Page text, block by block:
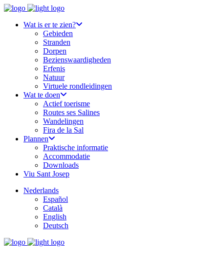
Wat is er te zien?
Gebieden
Stranden
Dorpen
Bezienswaardigheden
Erfenis
Natuur
Virtuele rondleidingen
Wat te doen
Actief toerisme
Routes ses Salines
Wandelingen
Fira de la Sal
Plannen
Praktische informatie
Accommodatie
Downloads
Viu Sant Josep
Nederlands
Español
Català
English
Deutsch